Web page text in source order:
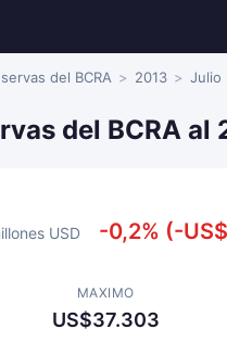
del BCRA 2013 Julio
del BCRA al
USD -0,2% (-
MAXIMO
US$37.303